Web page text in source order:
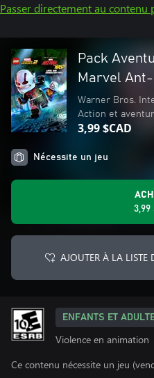
Passer directement au contenu
Pack
Marvel
Warner Bros.
Action et
3,99 $CAD
Nécessite un jeu
3,99
AJOUTER À LA LISTE
ENFANTS ET
Violence en animation
Ce contenu nécessite un jeu